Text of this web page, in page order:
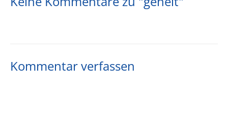
Kommentar verfassen